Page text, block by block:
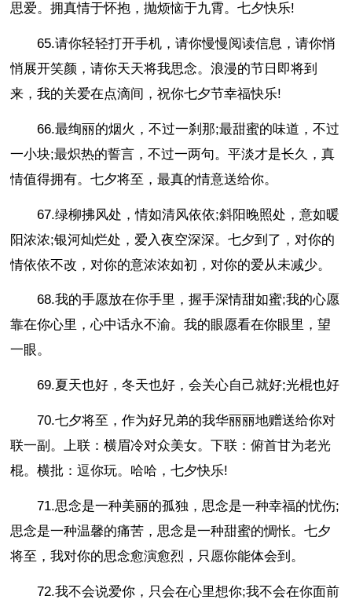
思爱。拥真情于怀抱，抛烦恼于九霄。七夕快乐!
65.请你轻轻打开手机，请你慢慢阅读信息，请你悄
悄展开笑颜，请你天天将我思念。浪漫的节日即将到
来，我的关爱在点滴间，祝你七夕节幸福快乐!
66.最绚丽的烟火，不过一刹那;最甜蜜的味道，不过
一小块;最炽热的誓言，不过一两句。平淡才是长久，真
情值得拥有。七夕将至，最真的情意送给你。
67.绿柳拂风处，情如清风依依;斜阳晚照处，意如暖
阳浓浓;银河灿烂处，爱入夜空深深。七夕到了，对你的
情依依不改，对你的意浓浓如初，对你的爱从未减少。
68.我的手愿放在你手里，握手深情甜如蜜;我的心愿
靠在你心里，心中话永不渝。我的眼愿看在你眼里，望
一眼。
69.夏天也好，冬天也好，会关心自己就好;光棍也好
70.七夕将至，作为好兄弟的我华丽丽地赠送给你对
联一副。上联：横眉冷对众美女。下联：俯首甘为老光
棍。横批：逗你玩。哈哈，七夕快乐!
71.思念是一种美丽的孤独，思念是一种幸福的忧伤;
思念是一种温馨的痛苦，思念是一种甜蜜的惆怅。七夕
将至，我对你的思念愈演愈烈，只愿你能体会到。
72.我不会说爱你，只会在心里想你;我不会在你面前